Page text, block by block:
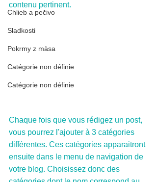
Chlieb a pečivo
Sladkosti
Pokrmy z mäsa
Catégorie non définie
Catégorie non définie
contenu pertinent.
Chaque fois que vous rédigez un post,
vous pourrez l'ajouter à 3 catégories
différentes. Ces catégories apparaitront
ensuite dans le menu de navigation de
votre blog. Choisissez donc des